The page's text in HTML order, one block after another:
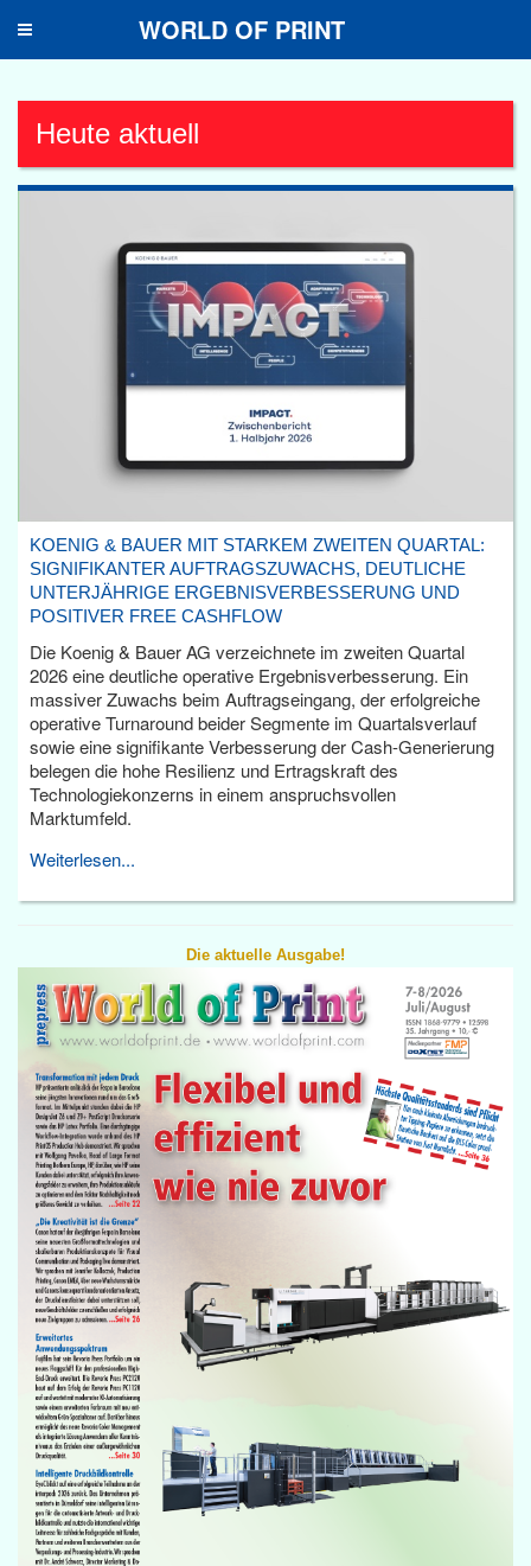
Toggle
WORLD OF PRINT
Heute aktuell
KOENIG & BAUER MIT STARKEM ZWEITEN QUARTAL:
SIGNIFIKANTER AUFTRAGSZUWACHS, DEUTLICHE
UNTERJÄHRIGE ERGEBNISVERBESSERUNG UND
POSITIVER FREE CASHFLOW
Die Koenig & Bauer AG verzeichnete im zweiten Quartal
2026 eine deutliche operative Ergebnisverbesserung. Ein
massiver Zuwachs beim Auftragseingang, der erfolgreiche
operative Turnaround beider Segmente im Quartalsverlauf
sowie eine signifikante Verbesserung der Cash-Generierung
belegen die hohe Resilienz und Ertragskraft des
Technologiekonzerns in einem anspruchsvollen
Marktumfeld.
Weiterlesen...
Die aktuelle Ausgabe!